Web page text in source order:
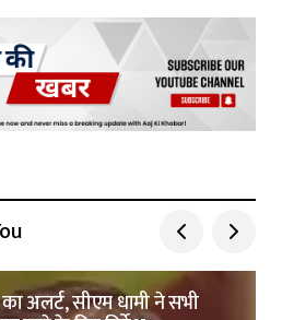
का अलर्ट, सीएम धामी ने सभी